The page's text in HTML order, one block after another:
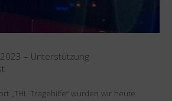
– Unterstützung
„THL Tragehilfe“ wurden wir heute